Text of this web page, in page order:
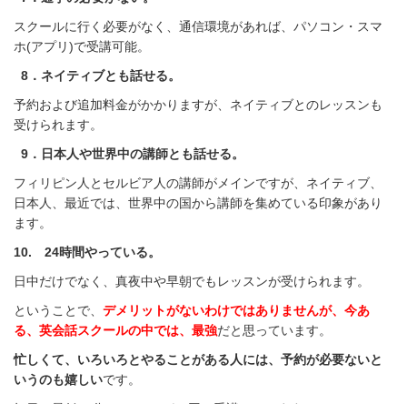
スクールに行く必要がなく、通信環境があれば、パソコン・スマ
ホ(アプリ)で受講可能。
8．ネイティブとも話せる。
予約および追加料金がかかりますが、ネイティブとのレッスンも
受けられます。
9．日本人や世界中の講師とも話せる。
フィリピン人とセルビア人の講師がメインですが、ネイティブ、
日本人、最近では、世界中の国から講師を集めている印象があり
ます。
10. 24時間やっている。
日中だけでなく、真夜中や早朝でもレッスンが受けられます。
ということで、 デメリットがないわけではありませんが、今あ
る、英会話スクールの中では、最強だと思っています。
忙しくて、いろいろとやることがある人には、予約が必要ないと
いうのも嬉しいです。